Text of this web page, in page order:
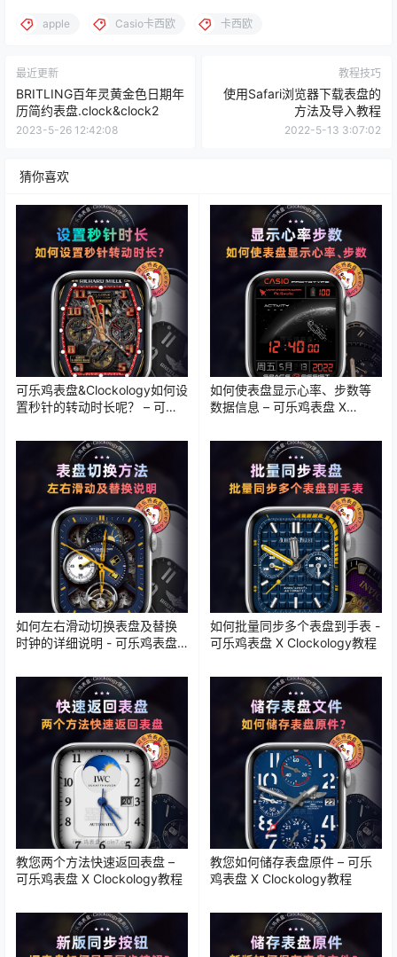
apple Casio卡西欧 卡西欧
最近更新
BRITLING百年灵黄金色日期年
历简约表盘.clock&clock2
2023-5-26 12:42:08
教程技巧
使用Safari浏览器下载表盘的
方法及导入教程
2022-5-13 3:07:02
猜你喜欢
可乐鸡表盘&Clockology如何设
置秒针的转动时长呢？ – 可乐
如何使表盘显示心率、步数等
数据信息 – 可乐鸡表盘 X
如何左右滑动切换表盘及替换
时钟的详细说明 - 可乐鸡表盘
如何批量同步多个表盘到手表 -
可乐鸡表盘 X Clockology教程
教您两个方法快速返回表盘 –
可乐鸡表盘 X Clockology教程
教您如何储存表盘原件 – 可乐
鸡表盘 X Clockology教程